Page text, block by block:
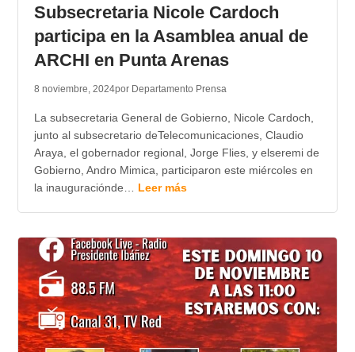
Subsecretaria Nicole Cardoch
participa en la Asamblea anual de
ARCHI en Punta Arenas
8 noviembre, 2024por Departamento Prensa
La subsecretaria General de Gobierno, Nicole Cardoch,
junto al subsecretario deTelecomunicaciones, Claudio
Araya, el gobernador regional, Jorge Flies, y elseremi de
Gobierno, Andro Mimica, participaron este miércoles en
la inauguraciónde… Leer más